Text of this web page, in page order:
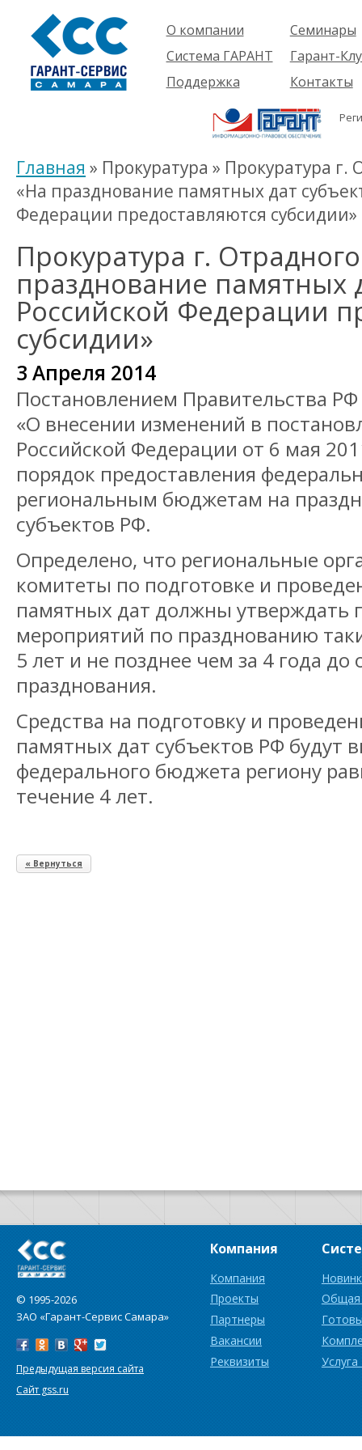
О компании
Компания
Проекты
Партнеры
Вакансии
Реквизиты
Информация
Система ГАРАНТ
О системе
решения
Комплекты
История
Поддержка
Пользователям
Будущим
пользователям
Семинары
Об услуге
семинары
Гарант-
Контакты
Главная » Прокуратура » Прокуратура
«На празднование памятных дат
Федерации предоставляются субсидии»
Прокуратура г.
празднование памятных
Российской Федерации
субсидии»
3 Апреля 2014
Постановлением Правительства
«О внесении изменений в
Российской Федерации от 6 мая
порядок предоставления
региональным бюджетам на
субъектов РФ.
Определено, что региональные
комитеты по подготовке и
памятных дат должны утверждать
мероприятий по празднованию
5 лет и не позднее чем за 4 года
празднования.
Средства на подготовку и
памятных дат субъектов РФ будут
федерального бюджета региону
течение 4 лет.
« Вернуться
© 1995-2026
ЗАО «Гарант-Сервис Самара»
Предыдущая версия сайта
Сайт gss.ru
Компания
Компания
Проекты
Партнеры
Вакансии
Реквизиты
Общая